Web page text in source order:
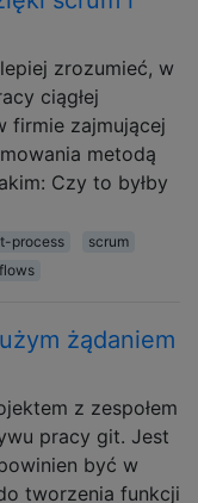
zrozumieć, w
ciągłej
firmie zajmującej
metodą
Czy to byłby
process
scrum
żądaniem
z zespołem
pracy git. Jest
być w
tworzenia funkcji